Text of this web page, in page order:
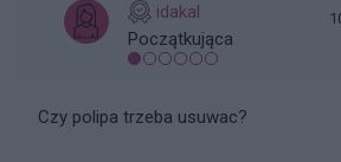
idakal
Początkująca
Czy polipa trzeba usuwac?